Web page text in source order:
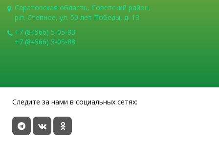
Саратовская область, Советский район,
р.п. Степное, ул. 50 лет Победы, д. 13
+7 (84566) 5-05-83
+7 (84566) 5-05-88
Следите за нами в социальных сетях: